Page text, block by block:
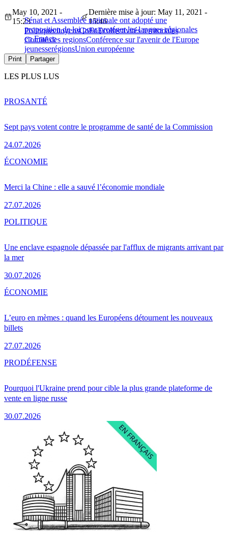
Sénat et Assemblée nationale ont adopté une
proposition de loi pour protéger les langues régionales
en France
May 10, 2021 -
15:23
Dernière mise à jour: May 11, 2021 -
15:46
PolitiquecitoyensCoFoEcollectivités territoriales
Comité des regionsConférence sur l'avenir de l'Europe
jeunesserégionsUnion européenne
Print Partager
LES PLUS LUS
Sept pays votent contre le programme de santé de la Commission
24.07.2026
PROSANTÉ
Merci la Chine : elle a sauvé l’économie mondiale
27.07.2026
ÉCONOMIE
Une enclave espagnole dépassée par l'afflux de migrants arrivant par
la mer
30.07.2026
POLITIQUE
L’euro en mèmes : quand les Européens détournent les nouveaux
billets
27.07.2026
ÉCONOMIE
Pourquoi l'Ukraine prend pour cible la plus grande plateforme de
vente en ligne russe
30.07.2026
PRODÉFENSE